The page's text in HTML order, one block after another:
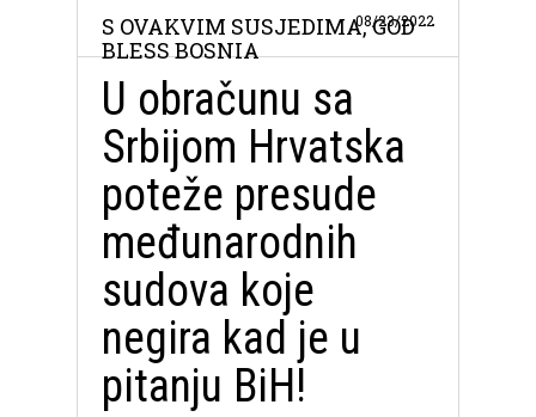
S OVAKVIM SUSJEDIMA, GOD
BLESS BOSNIA
08/23/2022
U obračunu sa
Srbijom Hrvatska
poteže presude
međunarodnih
sudova koje
negira kad je u
pitanju BiH!